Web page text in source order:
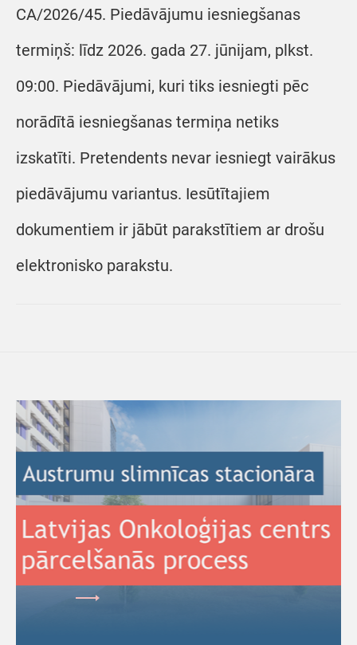
CA/2026/45. Piedāvājumu iesniegšanas
termiņš: līdz 2026. gada 27. jūnijam, plkst.
09:00. Piedāvājumi, kuri tiks iesniegti pēc
norādītā iesniegšanas termiņa netiks
izskatīti. Pretendents nevar iesniegt vairākus
piedāvājumu variantus. Iesūtītajiem
dokumentiem ir jābūt parakstītiem ar drošu
elektronisko parakstu.